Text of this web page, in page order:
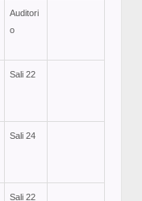
Auditori
o
Sali 22
Sali 24
Sali 22